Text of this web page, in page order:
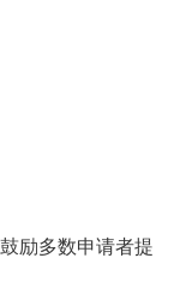
励多数申请者提